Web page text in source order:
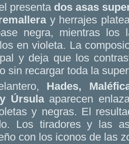
presenta dos asas
y herrajes
negra, mientras los
en violeta. La
y deja que los
sin recargar toda la
Hades,
Úrsulaaparecen
y negras. El
Los tiradores y las
con los iconos de las